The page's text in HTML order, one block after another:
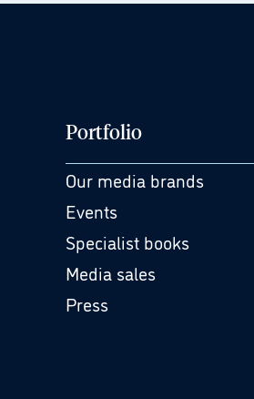
Portfolio
Our media brands
Events
Specialist books
Media sales
Press